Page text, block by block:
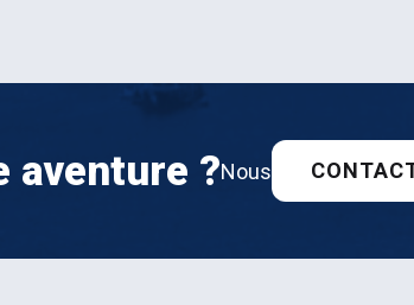
aventure ?Nous